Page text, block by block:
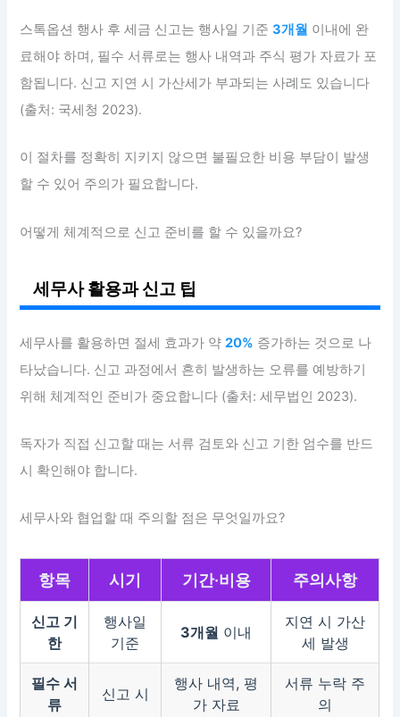
스톡옵션 행사 후 세금 신고는 행사일 기준3개월 이내에 완
료해야 하며, 필수 서류로는 행사 내역과 주식 평가 자료가 포
함됩니다. 신고 지연 시 가산세가 부과되는 사례도 있습니다
(출처: 국세청 2023).
이 절차를 정확히 지키지 않으면 불필요한 비용 부담이 발생
할 수 있어 주의가 필요합니다.
어떻게 체계적으로 신고 준비를 할 수 있을까요?
세무사 활용과 신고 팁
세무사를 활용하면 절세 효과가 약20% 증가하는 것으로 나
타났습니다. 신고 과정에서 흔히 발생하는 오류를 예방하기
위해 체계적인 준비가 중요합니다 (출처: 세무법인 2023).
독자가 직접 신고할 때는 서류 검토와 신고 기한 엄수를 반드
시 확인해야 합니다.
세무사와 협업할 때 주의할 점은 무엇일까요?
항목 시기 기간·비용 주의사항
신고 기
한
행사일
기준
3개월 이내
지연 시 가산
세 발생
필수 서
류
신고 시
행사 내역, 평
가 자료
서류 누락 주
의